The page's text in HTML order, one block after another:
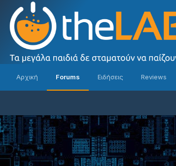
Αρχική Forums Ειδήσεις Reviews